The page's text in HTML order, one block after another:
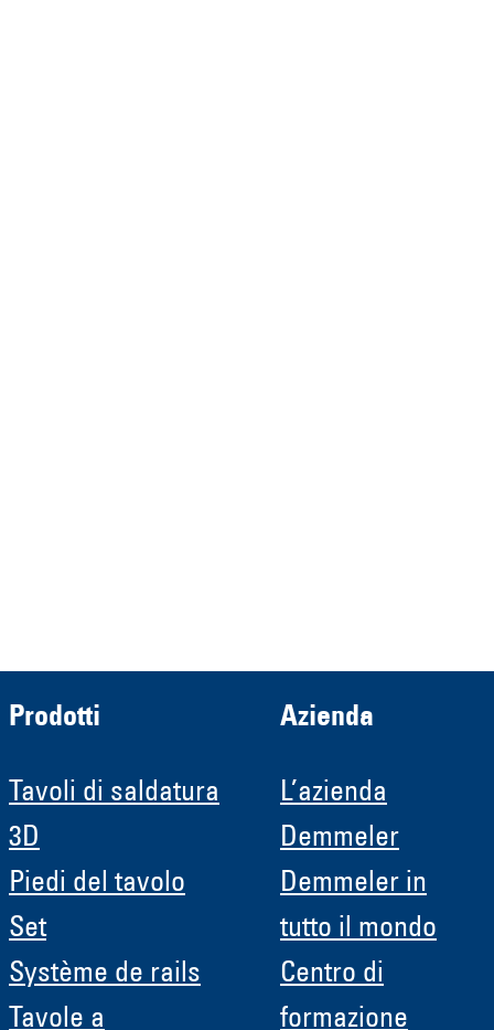
Prodotti
Tavoli di saldatura
3D
Piedi del tavolo
Set
Système de rails
Tavole a
Azienda
L’azienda
Demmeler
Demmeler in
tutto il mondo
Centro di
formazione